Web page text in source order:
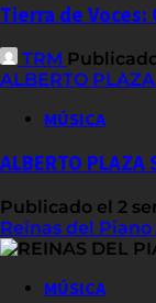
Tierra de Voces:
TRM
ALBERTO
MÚSICA
ALBERTO PLAZA
Publicado el 2
Reinas del
MÚSICA